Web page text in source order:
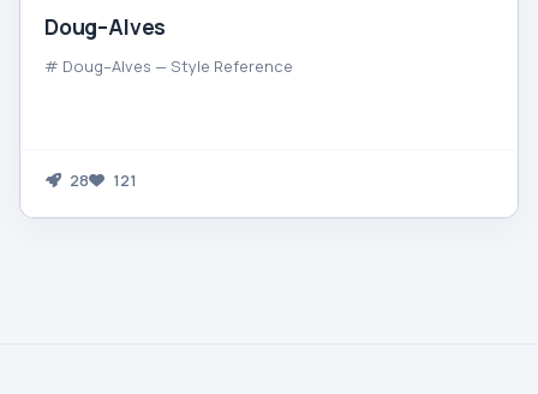
Doug–Alves
# Doug–Alves — Style Reference
28 121